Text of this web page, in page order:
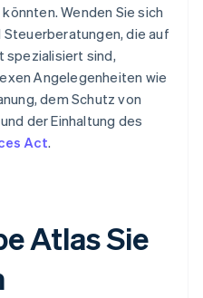
Wenden Sie sich
die auf
spezialisiert sind,
Angelegenheiten wie
dem Schutz von
der Einhaltung des
Act.
Atlas Sie